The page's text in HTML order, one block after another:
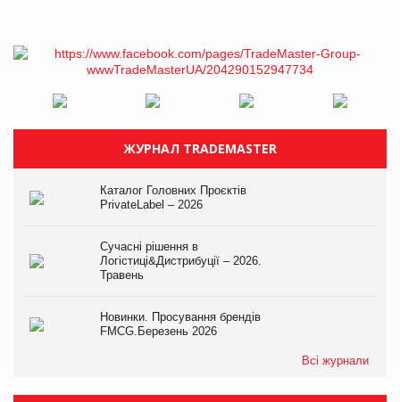
ЖУРНАЛ TRADEMASTER
Каталог Головних Проєктів
PrivateLabel – 2026
Сучасні рішення в
Логістиці&Дистрибуції – 2026.
Травень
Новинки. Просування брендів
FMCG.Березень 2026
Всі журнали